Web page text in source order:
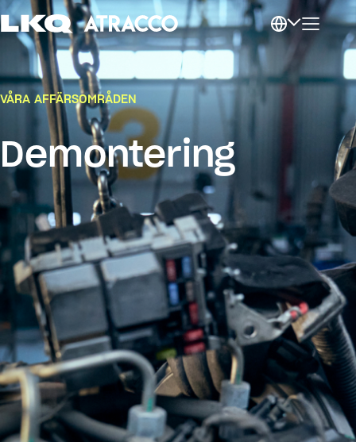
VÅRA AFFÄRSOMRÅDEN
Demontering